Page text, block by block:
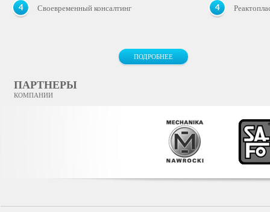
Своевременный консалтинг
ПОДРОБНЕЕ
ПАРТНЕРЫ
КОМПАНИИ